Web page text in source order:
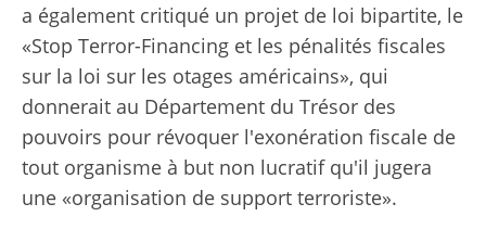
a également critiqué un projet de loi bipartite, le
«Stop Terror-Financing et les pénalités fiscales
sur la loi sur les otages américains», qui
donnerait au Département du Trésor des
pouvoirs pour révoquer l'exonération fiscale de
tout organisme à but non lucratif qu'il jugera
une «organisation de support terroriste».